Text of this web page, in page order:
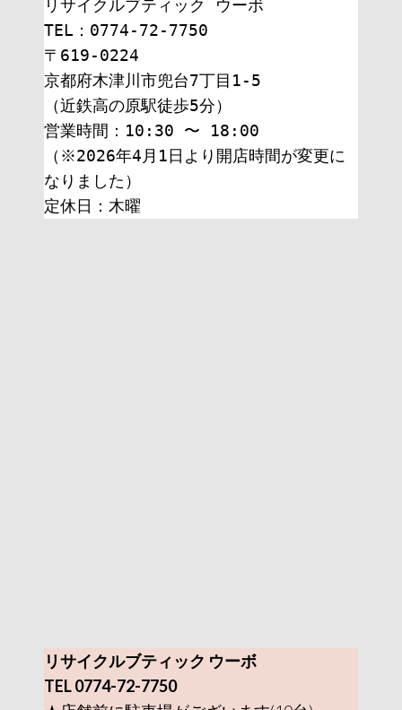
リサイクルブティック ウーボ
TEL：0774-72-7750
〒619-0224
京都府木津川市兜台7丁目1-5
（近鉄高の原駅徒歩5分）
営業時間：10:30 〜 18:00
（※2026年4月1日より開店時間が変更に
なりました）
定休日：木曜
リサイクルブティック ウーボ
TEL 0774-72-7750